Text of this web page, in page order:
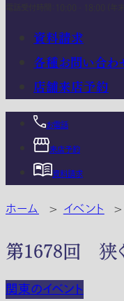
資料請求
各種お問い合わ
店舗来店予約
お電話
来店予約
資料請求
ホーム > イベント >
第1678回 狭く
関東のイベント